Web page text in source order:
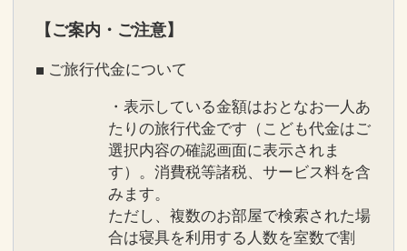
用意いたします。
にお問い合わせください。
※無料のお子様の朝食・スパ利用料等
は、別途有料となります。
⇒お問い合わせ先：03-3943-
0996（9:00～20：00)
設定期間：2021年12月17日～2026年12
カレンダーでご料金をご確認の上お申し
※尚、ご予約成立時の料金が変更になる
ことはございません。
※スパ施設（プール・温泉・フィットネ
スジム）をご利用希望のお客様は
プラン名に「スパ利用付き」を含むプラ
【ご案内・ご注意】
■ ご旅行代金について
・表示している金額はおとなお一人あ
たりの旅行代金です（こども代金はご
選択内容の確認画面に表示されま
す）。消費税等諸税、サービス料を含
みます。
ただし、複数のお部屋で検索された場
合は寝具を利用する人数を室数で割